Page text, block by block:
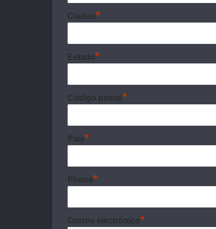
Ciudad *
Estado*
Código postal *
País*
Phone*
Correo electrónico*